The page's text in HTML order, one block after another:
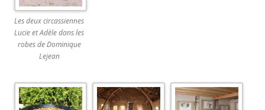
Les deux circassiennes
Lucie et Adèle dans les
robes de Dominique
Lejean